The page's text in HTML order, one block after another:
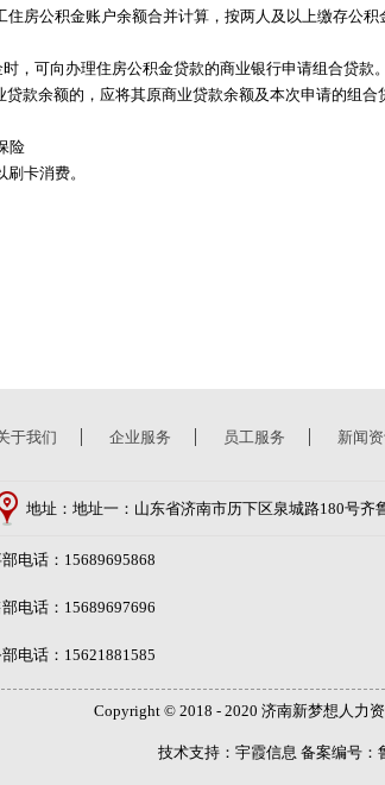
房公积金账户余额合并计算，按两人及以上缴存公
，可向办理住房公积金贷款的商业银行申请组合贷款。
款余额的，应将其原商业贷款余额及本次申请的组
险
卡消费。
于我们 企业服务 员工服务 新闻
地址：地址一：山东省济南市历下区泉城路180号齐
部电话：15689695868
电话：15689697696
电话：15621881585
Copyright © 2018 - 2020 济南新梦想人力
技术支持： 宇霞信息 备案编号：